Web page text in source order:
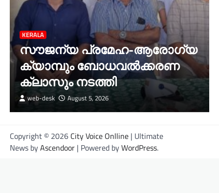
KERALA
സൗജന്യ പ്രമേഹ-ആരോഗ്യ
ക്യാമ്പും ബോധവൽക്കരണ
ക്ലാസും നടത്തി
web-desk August 5, 2026
Copyright © 2026 City Voice Onlline | Ultimate
News byAscendoor | Powered byWordPress.